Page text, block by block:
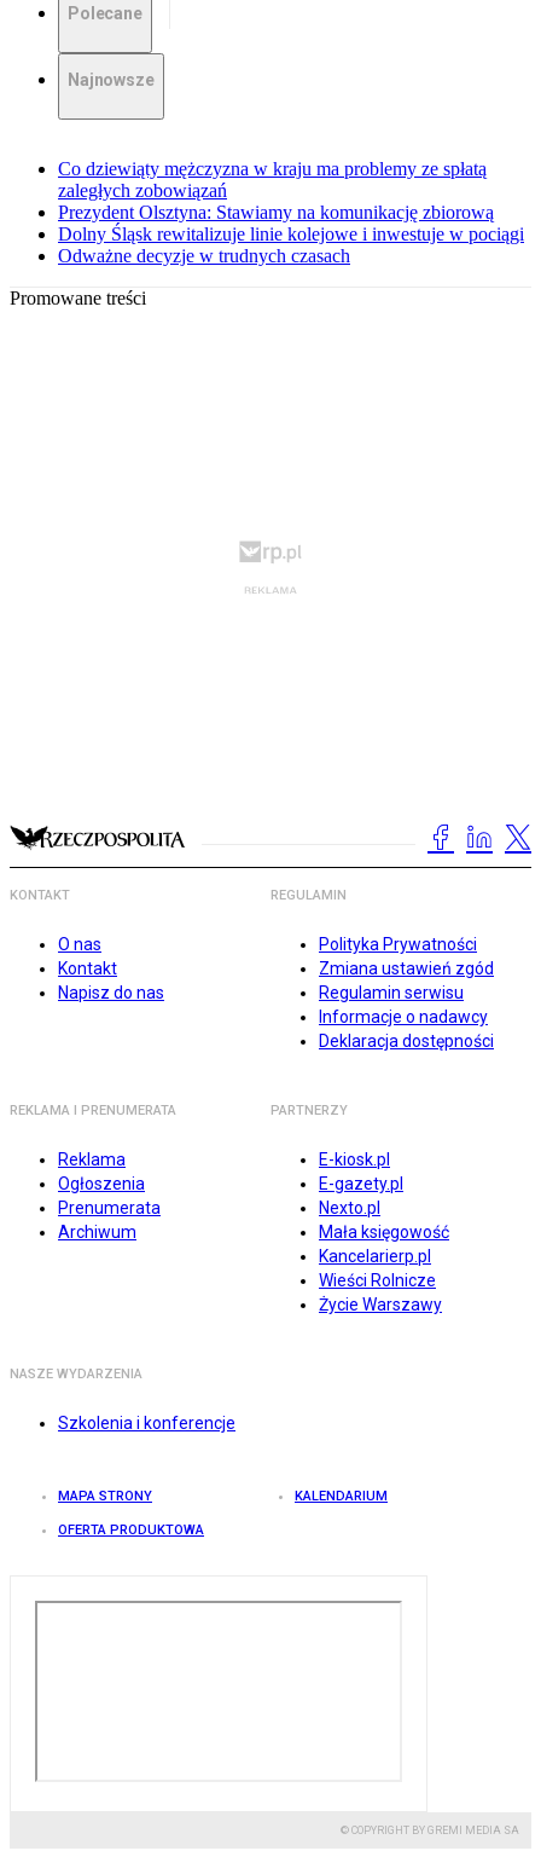
Polecane
Najnowsze
Co dziewiąty mężczyzna w kraju ma problemy ze spłatą
zaległych zobowiązań
Prezydent Olsztyna: Stawiamy na komunikację zbiorową
Dolny Śląsk rewitalizuje linie kolejowe i inwestuje w pociągi
Odważne decyzje w trudnych czasach
Promowane treści
KONTAKT
O nas
Kontakt
Napisz do nas
REGULAMIN
Polityka Prywatności
Zmiana ustawień zgód
Regulamin serwisu
Informacje o nadawcy
Deklaracja dostępności
REKLAMA I PRENUMERATA
Reklama
Ogłoszenia
Prenumerata
Archiwum
PARTNERZY
E-kiosk.pl
E-gazety.pl
Nexto.pl
Mała księgowość
Kancelarierp.pl
Wieści Rolnicze
Życie Warszawy
NASZE WYDARZENIA
Szkolenia i konferencje
MAPA STRONY KALENDARIUM
OFERTA PRODUKTOWA
© COPYRIGHT BY GREMI MEDIA SA